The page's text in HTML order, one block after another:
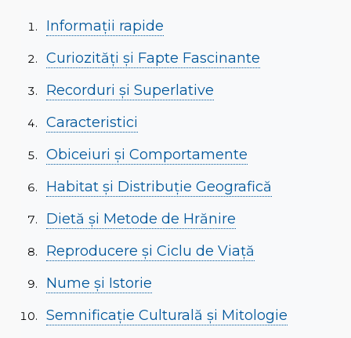
Informații rapide
Curiozități și Fapte Fascinante
Recorduri și Superlative
Caracteristici
Obiceiuri și Comportamente
Habitat și Distribuție Geografică
Dietă și Metode de Hrănire
Reproducere și Ciclu de Viață
Nume și Istorie
Semnificație Culturală și Mitologie